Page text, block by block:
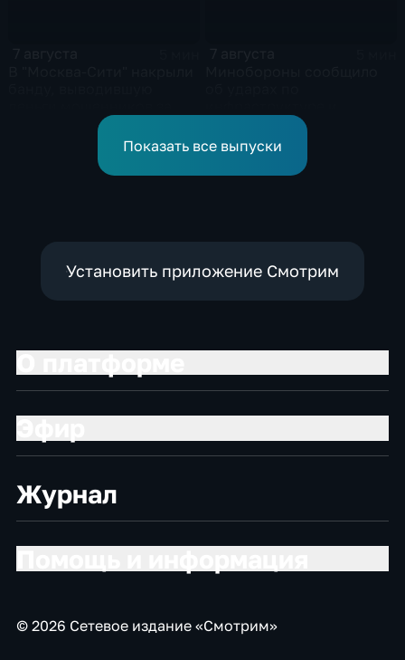
военной технике ВСУ
Показать все выпуски
Установить приложение Смотрим
Журнал
© 2026 Сетевое издание «Смотрим»